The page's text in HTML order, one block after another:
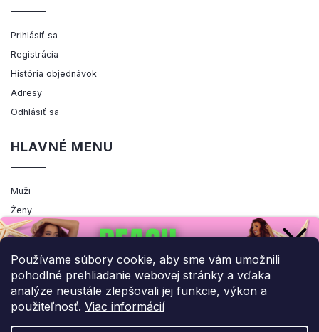
Používame súbory cookie, aby sme vám umožnili
pohodlné prehliadanie webovej stránky a vďaka
analýze neustále zlepšovali jej funkcie, výkon a
použiteľnosť. Viac informácií
Prihlásiť sa
Registrácia
História objednávok
Adresy
Odhlásiť sa
HLAVNÉ MENU
Muži
Ženy
Výpredaj
Copyright 2026ENEMIQ.SK. Všetky práva vyhradené.